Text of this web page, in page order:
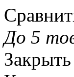
До 5
Закрыть